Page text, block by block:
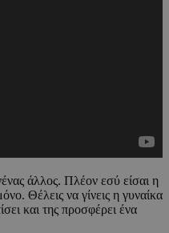
άλλος. Πλέον εσύ είσαι η
Θέλεις να γίνεις η γυναίκα
και της προσφέρει ένα